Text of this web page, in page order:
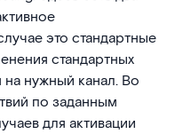
это стандартные
стандартных
нужный канал. Во
по заданным
для активации